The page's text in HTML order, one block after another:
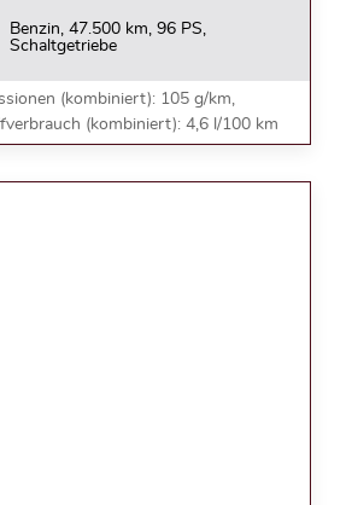
Benzin, 47.500 km, 96 PS,
Schaltgetriebe
(kombiniert): 105 g/km,
(kombiniert): 4,6 l/100 km